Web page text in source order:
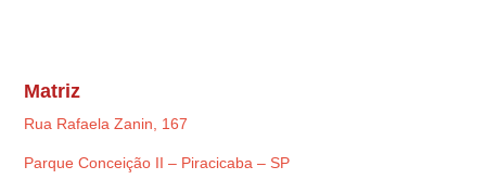
Matriz
Rua Rafaela Zanin, 167
Parque Conceição II – Piracicaba – SP